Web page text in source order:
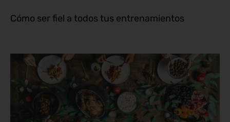
Cómo ser fiel a todos tus entrenamientos